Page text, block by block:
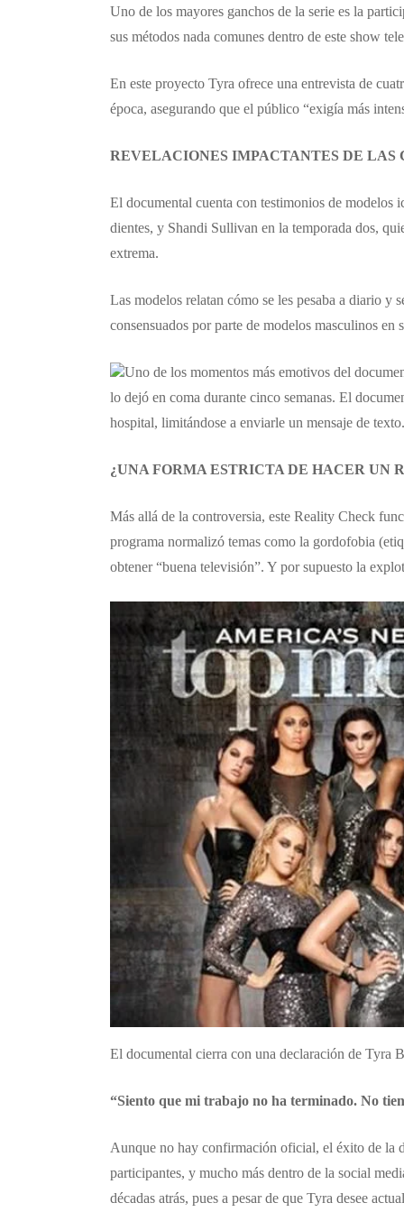
​​Uno de los mayores ganchos de la serie es la
sus métodos nada comunes dentro de este show
En este proyecto Tyra ofrece una entrevista de
época, asegurando que el público “exigía más
REVELACIONES IMPACTANTES DE LAS
​El documental cuenta con testimonios de modelos
dientes, y Shandi Sullivan en la temporada dos,
extrema.
​Las modelos relatan cómo se les pesaba a diario y
consensuados por parte de modelos masculinos
​​Uno de los momentos más emotivos del
lo dejó en coma durante cinco semanas. El
hospital, limitándose a enviarle un mensaje de
¿UNA FORMA ESTRICTA DE HACER UN
​Más allá de la controversia, este Reality Check
programa normalizó temas como la gordofobia
obtener “buena televisión”. Y por supuesto la
​​El documental cierra con una declaración de Tyra
“Siento que mi trabajo no ha terminado. No
Aunque no hay confirmación oficial, el éxito de la
participantes, y mucho más dentro de la social
décadas atrás, pues a pesar de que Tyra desee